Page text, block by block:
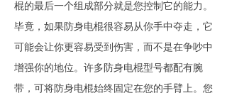
棍的最后一个组成部分就是您控制它的能力。
毕竟，如果 防身电棍很容易从你手中夺走，它
可能会让你更容易受到伤害，而不是在争吵中
增强你的地位。许多 防身电棍型号都配有腕
带，可将防身电棍始终固定在您的手臂上。您